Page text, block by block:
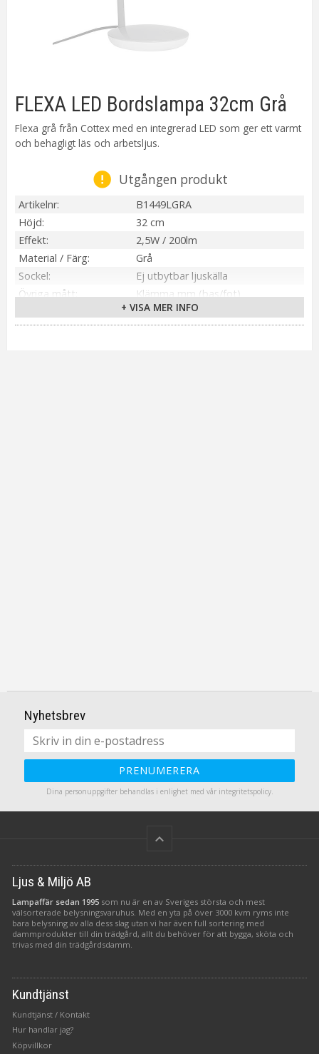
FLEXA LED Bordslampa 32cm Grå
Flexa grå från Cottex med en integrerad LED som ger ett varmt
och behagligt läs och arbetsljus.
Utgången produkt
Artikelnr
B1449LGRA
Höjd
32 cm
Effekt
2,5W / 200lm
Material / Färg
Grå
Sockel
Ej utbytbar ljuskälla
Övriga mått
Klämma mm (bas/fot)
Cottex
+ VISA MER INFO
Nyhetsbrev
PRENUMERERA
Dina personuppgifter behandlas i enlighet med vår integritetspolicy.
keyboard_arrow_up
Ljus & Miljö AB
Lampaffär sedan 1995 som nu är en av Sveriges största och mest
välsorterade belysningsvaruhus. Med en yta på över 3000 kvm ryms inte
bara belysning av alla dess slag utan vi har även full sortering med
dammprodukter till din trädgård, allt du behöver för att bygga, sköta och
trivas med din trädgårdsdamm.
Kundtjänst
Kundtjänst / Kontakt
Hur handlar jag?
Köpvillkor